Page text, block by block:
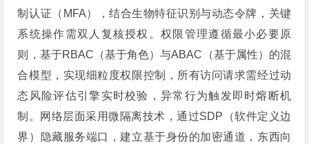
制认证（MFA），结合生物特征识别与动态令牌，关键
系统操作需双人复核授权。权限管理遵循最小必要原
则，基于RBAC（基于角色）与ABAC（基于属性）的混
合模型，实现细粒度权限控制，所有访问请求需经过动
态风险评估引擎实时校验，异常行为触发即时熔断机
制。网络层面采用微隔离技术，通过SDP（软件定义边
界）隐藏服务端口，建立基于身份的加密通道，东西向